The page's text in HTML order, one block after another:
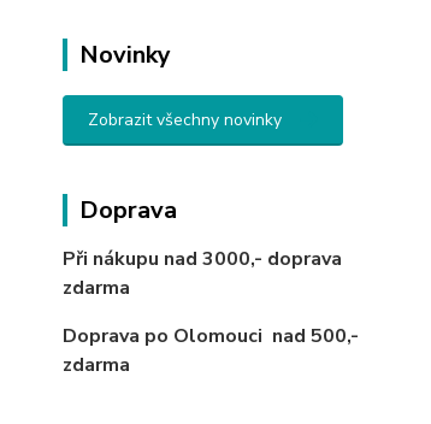
Novinky
Zobrazit všechny novinky
Doprava
Při nákupu nad 3000,- doprava
zdarma
Doprava po Olomouci nad 500,-
zdarma